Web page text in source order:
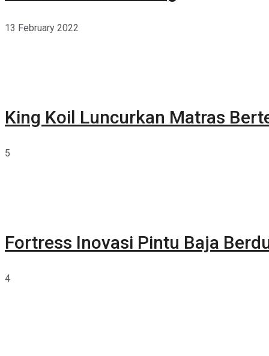
13 February 2022
King Koil Luncurkan Matras
5
Fortress Inovasi Pintu Baja
4